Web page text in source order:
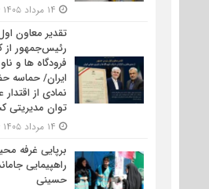
تقدیر معاون
رئیس‌جمهور از
فرودگاه ها و
ایران/ حماسه
نمادی از اقتدار
توان مدیریتی
برپایی غرفه
راهپیمایی
حسینی